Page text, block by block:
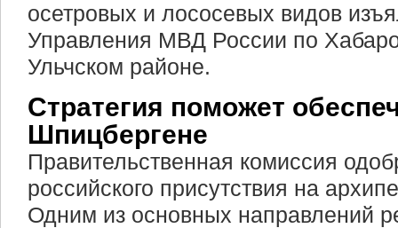
осетровых и лососевых видов
Управления МВД России по
Ульчском районе.
Стратегия поможет
Шпицбергене
Правительственная комиссия
российского присутствия на
Одним из основных направлений